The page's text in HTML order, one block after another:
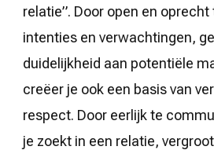
relatie”. Door open en oprecht
intenties en verwachtingen,
duidelijkheid aan potentiële
creëer je ook een basis van
respect. Door eerlijk te
je zoekt in een relatie,